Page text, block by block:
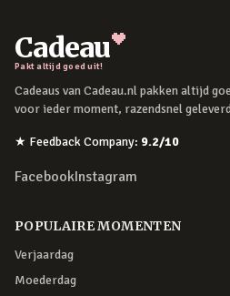
Cadeau
Pakt altijd goed uit!
Cadeaus van Cadeau.nl pakken altijd
voor ieder moment, razendsnel
★ Feedback Company: 9.2/10
FacebookInstagram
POPULAIRE MOMENTEN
Verjaardag
Moederdag